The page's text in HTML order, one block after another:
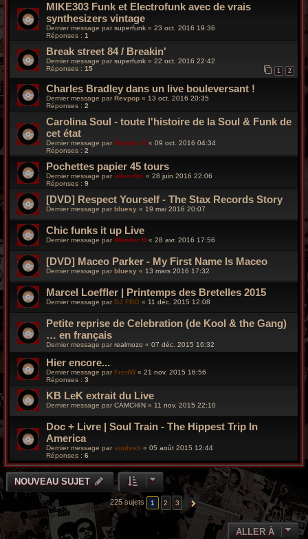
MIKE303 Funk et Electrofunk avec de vrais
synthesizers vintage
Dernier message par superfunk « 23 oct. 2016 19:36
Réponses : 1
Break street 84 / Breakin'
Dernier message par superfunk « 22 oct. 2016 22:42
Réponses : 15 1 2
Charles Bradley dans un live bouleversant !
Dernier message parRevpop « 13 oct. 2016 20:35
Réponses : 2
Carolina Soul - toute l'histoire de la Soul & Funk de
cet état
Dernier message par Wonder B « 09 oct. 2016 04:34
Réponses : 2
Pochettes papier 45 tours
Dernier message parsilverfox « 28 juin 2016 22:06
Réponses : 9
[DVD] Respect Yourself - The Stax Records Story
Dernier message par bluesy « 19 mai 2016 20:07
Chic funks it up Live
Dernier message parWonder B « 28 avr. 2016 17:56
[DVD] Maceo Parker - My First Name Is Maceo
Dernier message par bluesy « 13 mars 2016 17:32
Marcel Loeffler | Printemps des Bretelles 2015
Dernier message parDJ FBO « 11 déc. 2015 12:08
Petite reprise de Celebration (de Kool & the Gang)
… en français
Dernier message par realmozo « 07 déc. 2015 16:32
Hier encore...
Dernier message parFredW« 21 nov. 2015 16:56
Réponses : 3
KB LeK extrait du Live
Dernier message par CAMCHIN « 11 nov. 2015 22:10
Doc + Livre | Soul Train - The Hippest Trip In
America
Dernier message par soulseb « 05 août 2015 12:44
Réponses : 6
NOUVEAU SUJET
225 sujets 1 2 3 SUIVANTE
ALLER À